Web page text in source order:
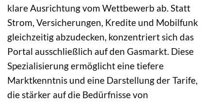
klare Ausrichtung vom Wettbewerb ab. Statt
Strom, Versicherungen, Kredite und Mobilfunk
gleichzeitig abzudecken, konzentriert sich das
Portal ausschließlich auf den Gasmarkt. Diese
Spezialisierung ermöglicht eine tiefere
Marktkenntnis und eine Darstellung der Tarife,
die stärker auf die Bedürfnisse von